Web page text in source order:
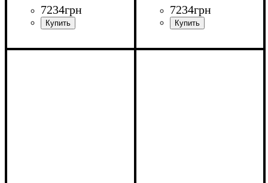
7234грн
Длина - 120 (+40) см
7234грн
Длина - 120 (+40) см